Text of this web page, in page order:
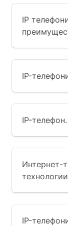
IP
IP-
IP-
Интернет-
технологии
IP-